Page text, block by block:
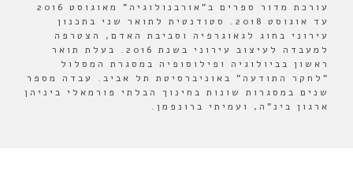
עורכת מדור ספרים ב"אורבנולוגיה" מאוגוסט 2016
עד אוגוסט 2018. סטודנטית לתואר שני בתכנון
עירוני בחוג לגאוגרפיה וסביבת האדם, הצטרפה
למעבדה לעיצוב עירוני בשנת 2016. בעלת תואר
ראשון בביולוגיה ופילוסופיה במסגרת המסלול
"לחקר התודעה" באוניברסיטת תל אביב. עבדה מספר
שנים במסגרות שונות בחינוך הבלתי פורמאלי ביניהן
ארגון בינ"ה, ועמיתי ברונפמן.